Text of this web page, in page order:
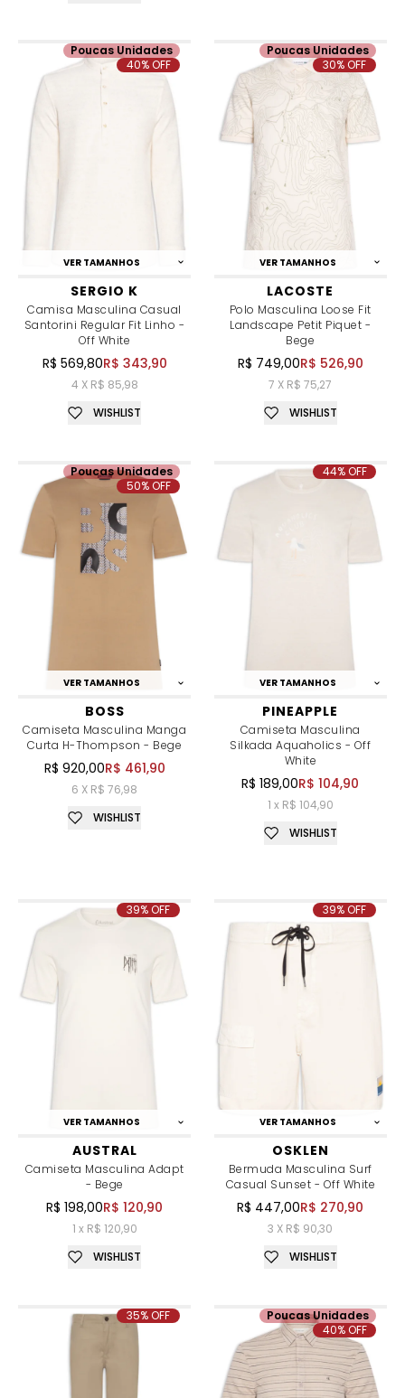
VER TAMANHOS
SERGIO K
Camisa Masculina Casual
Santorini Regular Fit Linho -
Off White
R$ 569,80R$ 343,90
4 X R$ 85,98
Poucas Unidades
40% OFF
WISHLIST
VER TAMANHOS
LACOSTE
Polo Masculina Loose Fit
Landscape Petit Piquet -
Bege
R$ 749,00R$ 526,90
7 X R$ 75,27
Poucas Unidades
30% OFF
WISHLIST
VER TAMANHOS
BOSS
Camiseta Masculina Manga
Curta H-Thompson - Bege
R$ 920,00R$ 461,90
6 X R$ 76,98
Poucas Unidades
50% OFF
WISHLIST
VER TAMANHOS
PINEAPPLE
Camiseta Masculina
Silkada Aquaholics - Off
White
R$ 189,00R$ 104,90
1 x R$ 104,90
44% OFF
WISHLIST
VER TAMANHOS
AUSTRAL
Camiseta Masculina Adapt
- Bege
R$ 198,00R$ 120,90
1 x R$ 120,90
39% OFF
WISHLIST
VER TAMANHOS
OSKLEN
Bermuda Masculina Surf
Casual Sunset - Off White
R$ 447,00R$ 270,90
3 X R$ 90,30
39% OFF
WISHLIST
35% OFF
Poucas Unidades
40% OFF